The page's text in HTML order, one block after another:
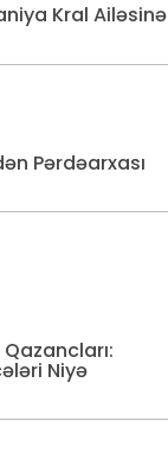
Kral Ailəsinə
Pərdəarxası
Niyə